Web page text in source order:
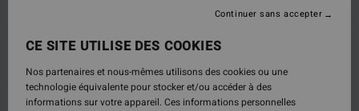
CE SITE UTILISE DES COOKIES
Nos partenaires et nous-mêmes utilisons des cookies ou une
technologie équivalente pour stocker et/ou accéder à des
informations sur votre appareil. Ces informations personnelles
Continuer sans accepter